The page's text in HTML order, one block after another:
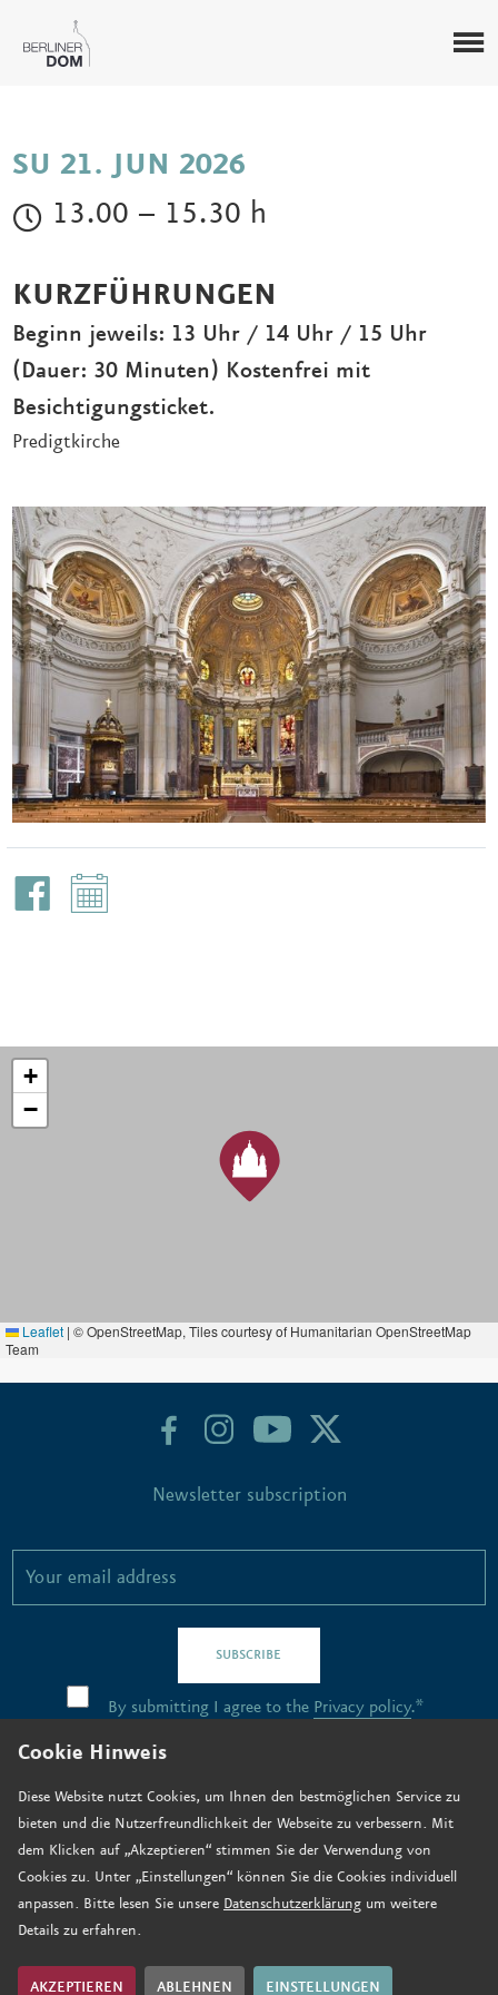
Cookie Hinweis
Diese Website nutzt Cookies, um Ihnen den bestmöglichen Service zu
bieten und die Nutzerfreundlichkeit der Webseite zu verbessern. Mit
dem Klicken auf „Akzeptieren“ stimmen Sie der Verwendung von
Cookies zu. Unter „Einstellungen“ können Sie die Cookies individuell
anpassen. Bitte lesen Sie unsere Datenschutzerklärung um weitere
Details zu erfahren.
AKZEPTIEREN ABLEHNEN EINSTELLUNGEN
SU 21. JUN 2026
13.00 – 15.30 h
KURZFÜHRUNGEN
Beginn jeweils: 13 Uhr / 14 Uhr / 15 Uhr
(Dauer: 30 Minuten) Kostenfrei mit
Besichtigungsticket.
Predigtkirche
+
−
Leaflet | © OpenStreetMap, Tiles courtesy of Humanitarian OpenStreetMap
Team
Newsletter subscription
SUBSCRIBE
By submitting I agree to the Privacy policy.*
Contact
Job vacancies
How to find us
Donate now
Data privacy